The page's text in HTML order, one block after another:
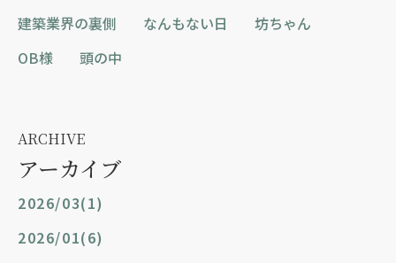
建築業界の裏側
なんもない日
坊ちゃん
OB様
頭の中
ARCHIVE
アーカイブ
2026/03(1)
2026/01(6)